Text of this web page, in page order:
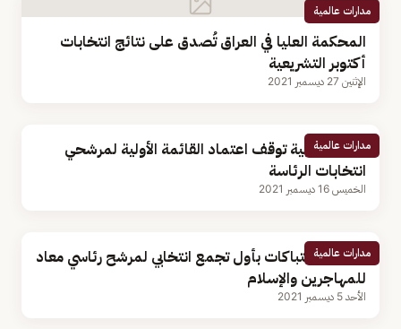
مدارات عالمية
المحكمة العليا في العراق تُصدق على نتائج انتخابات
أكتوبر التشريعية
الإثنين 27 ديسمبر 2021
مدارات عالمية
محكمة ليبية توقف اعتماد القائمة الأولية لمرشحي
انتخابات الرئاسة
الخميس 16 ديسمبر 2021
مدارات عالمية
فرنسا.. اشتباكات بأول تجمع انتخابي لمرشح رئاسي معاد
للمهاجرين والإسلام
الأحد 5 ديسمبر 2021